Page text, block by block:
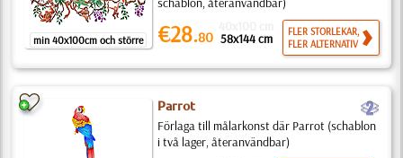
min 40x100cm och större €28.80 58x144 cm
FLER STORLEKAR,
FLER ALTERNATIV
Parrot b
Förlaga till målarkonst där Parrot (schablon
i två lager, återanvändbar)